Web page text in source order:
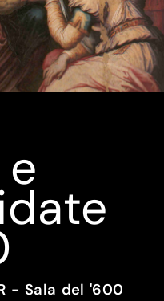
- Sala del '600